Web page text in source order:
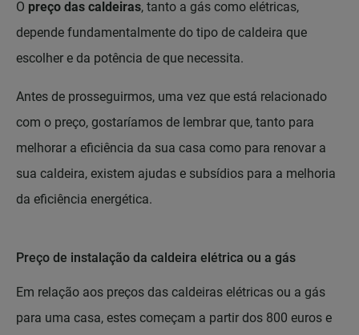
O preço das caldeiras, tanto a gás como elétricas,
depende fundamentalmente do tipo de caldeira que
escolher e da potência de que necessita.
Antes de prosseguirmos, uma vez que está relacionado
com o preço, gostaríamos de lembrar que, tanto para
melhorar a eficiência da sua casa como para renovar a
sua caldeira, existem ajudas e subsídios para a melhoria
da eficiência energética.
Preço de instalação da caldeira elétrica ou a gás
Em relação aos preços das caldeiras elétricas ou a gás
para uma casa, estes começam a partir dos 800 euros e